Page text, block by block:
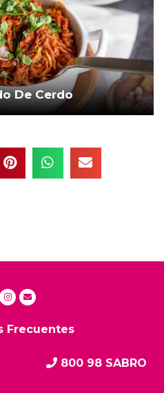
De Cerdo
Frecuentes
800 98 SABRO